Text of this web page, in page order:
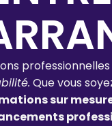
Que vous
sur